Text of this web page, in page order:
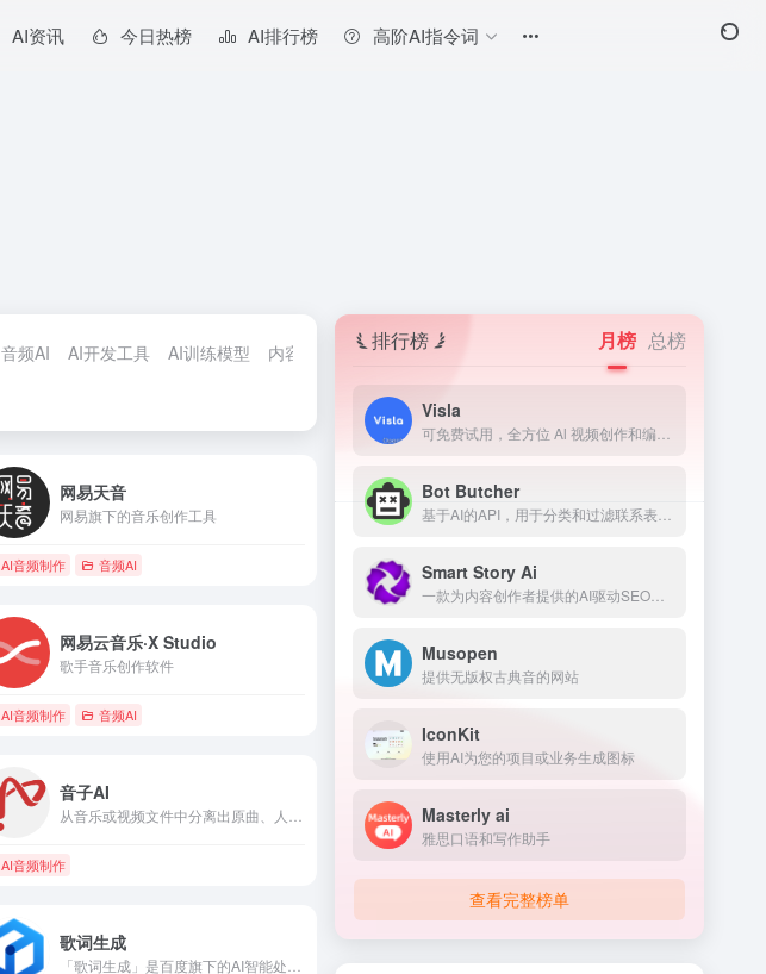
AI资讯 今日热榜 AI排行榜 高阶AI指令词
音频AI AI开发工具 AI训练模型 内容检测神器 翻译AI 模型测评工具
网易天音
网易旗下的音乐创作工具
AI音频制作 音频AI
网易云音乐·X Studio
歌手音乐创作软件
AI音频制作 音频AI
音子AI
AI音频制作
歌词生成
排行榜 月榜 总榜
Visla
Bot Butcher
Smart Story Ai
Musopen
提供无版权古典音的网站
IconKit
使用AI为您的项目或业务生成图标
Masterly ai
雅思口语和写作助手
查看完整榜单